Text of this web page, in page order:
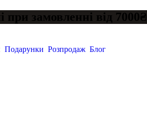
замовленні від 7000₴
Подарунки Розпродаж Блог